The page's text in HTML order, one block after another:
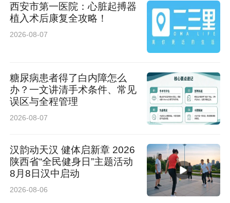
一座座高桥拔地而起，一段段路基向远方延伸。
无数建设者扎根黄土高原、不惧艰险、日夜鏖
慧在千沟万壑间铺展钢铁通途。待延榆高铁全线
通车后，飞驰的列车将穿梭黄土沟壑、连通南北
脉络，承载着榆林360万群众的期盼与梦想，助
能，奔赴高质量发展的崭新未来。
通讯员 辛杰峰
西安市第一医院：心脏起搏器
植入术后康复全攻略！
2026-08-07
糖尿病患者得了白内障怎么
办？一文讲清手术条件、常见
误区与全程管理
2026-08-07
汉韵动天汉 健体启新章 2026
陕西省“全民健身日”主题活动
8月8日汉中启动
2026-08-06